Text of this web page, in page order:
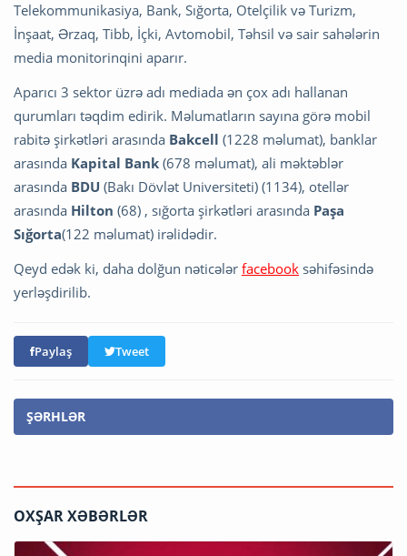
Telekommunikasiya, Bank, Sığorta, Otelçilik və Turizm,
İnşaat, Ərzaq, Tibb, İçki, Avtomobil, Təhsil və sair sahələrin
media monitorinqini aparır.
Aparıcı 3 sektor üzrə adı mediada ən çox adı hallanan
qurumları təqdim edirik. Məlumatların sayına görə mobil
rabitə şirkətləri arasında Bakcell (1228 məlumat), banklar
arasında Kapital Bank (678 məlumat), ali məktəblər
arasında BDU (Bakı Dövlət Universiteti) (1134), otellər
arasında Hilton (68) , sığorta şirkətləri arasında Paşa
Sığorta(122 məlumat) irəlidədir.
Qeyd edək ki, daha dolğun nəticələr facebook səhifəsində
yerləşdirilib.
Paylaş Tweet
ŞƏRHLƏR
OXŞAR XƏBƏRLƏR